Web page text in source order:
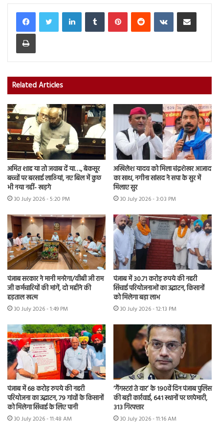
LinkedInTumblr PinterestReddit VKontakteShare via Email
Print
Related Articles
अमित शाह या तो जवाब दें या…., बेकसूर
बच्चों पर बरसाई लाठियां, नए बिल में कुछ
भी नया नहीं- खड़गे
30 July 2026 - 5:20 PM
अखिलेश यादव को मिला चंद्रशेखर आजाद
का साथ, नगीना सांसद ने सपा के सुर में
मिलाए सुर
30 July 2026 - 3:03 PM
पंजाब सरकार ने मानी मनरेगा/वीबी जी राम
जी कर्मचारियों की मांगें, दो महीने की
हड़ताल खत्म
30 July 2026 - 1:49 PM
पंजाब में 30.71 करोड़ रुपये की नहरी
सिंचाई परियोजनाओं का उद्घाटन, किसानों
को मिलेगा बड़ा लाभ
30 July 2026 - 12:13 PM
पंजाब में 68 करोड़ रुपये की नहरी
परियोजना का उद्घाटन, 79 गांवों के किसानों
को मिलेगा सिंचाई के लिए पानी
30 July 2026 - 11:48 AM
‘गैंगस्टरां ते वार’ के 190वें दिन पंजाब पुलिस
की बड़ी कार्रवाई, 641 स्थानों पर छापेमारी,
313 गिरफ्तार
30 July 2026 - 11:16 AM